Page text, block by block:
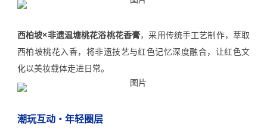
西柏坡×非遗温塘桃花浴桃花香膏，采用传统手工艺制作，萃取
西柏坡桃花入香，将非遗技艺与红色记忆深度融合，让红色文
化以美妆载体走进日常。
潮玩互动・年轻圈层